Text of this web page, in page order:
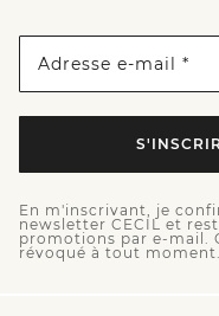
Adresse e-mail *
En m'inscrivant, je
newsletter CECIL et
promotions par e-mail.
révoqué à tout moment.